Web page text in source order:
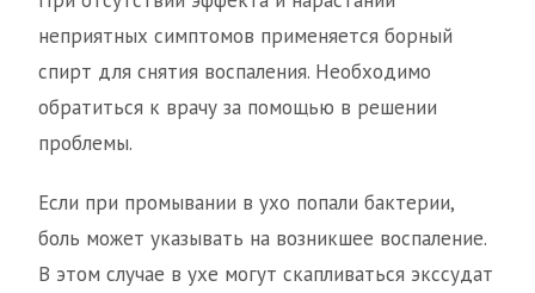
неприятных симптомов применяется борный
спирт для снятия воспаления. Необходимо
обратиться к врачу за помощью в решении
проблемы.
Если при промывании в ухо попали бактерии,
боль может указывать на возникшее воспаление.
В этом случае в ухе могут скапливаться экссудат